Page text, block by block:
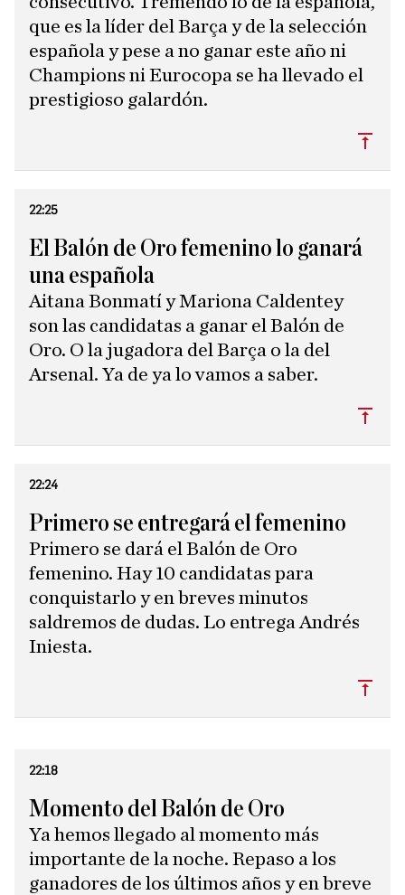
que es la líder del Barça y de la selección
española y pese a no ganar este año ni
Champions ni Eurocopa se ha llevado el
prestigioso galardón.
22:25
El Balón de Oro femenino lo ganará
una española
Aitana Bonmatí y Mariona Caldentey
son las candidatas a ganar el Balón de
Oro. O la jugadora del Barça o la del
Arsenal. Ya de ya lo vamos a saber.
22:24
Primero se entregará el femenino
Primero se dará el Balón de Oro
femenino. Hay 10 candidatas para
conquistarlo y en breves minutos
saldremos de dudas. Lo entrega Andrés
Iniesta.
22:18
Momento del Balón de Oro
Ya hemos llegado al momento más
importante de la noche. Repaso a los
ganadores de los últimos años y en breve